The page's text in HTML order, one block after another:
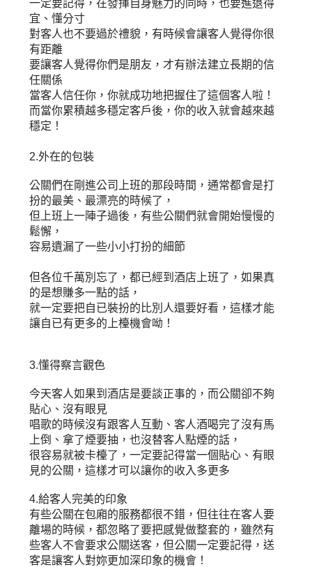
一定要記得，在發揮自身魅力的同時，也要進退得
宜、懂分寸
對客人也不要過於禮貌，有時候會讓客人覺得你很
有距離
要讓客人覺得你們是朋友，才有辦法建立長期的信
任關係
當客人信任你，你就成功地把握住了這個客人啦！
而當你累積越多穩定客戶後，你的收入就會越來越
穩定！
2.外在的包裝
公關們在剛進公司上班的那段時間，通常都會是打
扮的最美、最漂亮的時候了，
但上班上一陣子過後，有些公關們就會開始慢慢的
鬆懈，
容易遺漏了一些小小打扮的細節
但各位千萬別忘了，都已經到酒店上班了，如果真
的是想賺多一點的話，
就一定要把自已裝扮的比別人還要好看，這樣才能
讓自已有更多的上檯機會呦！
3.懂得察言觀色
今天客人如果到酒店是要談正事的，而公關卻不夠
貼心、沒有眼見
唱歌的時候沒有跟客人互動、客人酒喝完了沒有馬
上倒、拿了煙要抽，也沒替客人點煙的話，
很容易就被卡檯了，一定要記得當一個貼心、有眼
見的公關，這樣才可以讓你的收入多更多
4.給客人完美的印象
有些公關在包廂的服務都很不錯，但往往在客人要
離場的時候，都忽略了要把感覺做整套的，雖然有
些客人不會要求公關送客，但公關一定要記得，送
客是讓客人對妳更加深印象的機會！